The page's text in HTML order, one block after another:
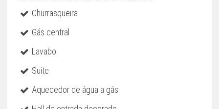
Churrasqueira
Gás central
Lavabo
Suíte
Aquecedor de água a gás